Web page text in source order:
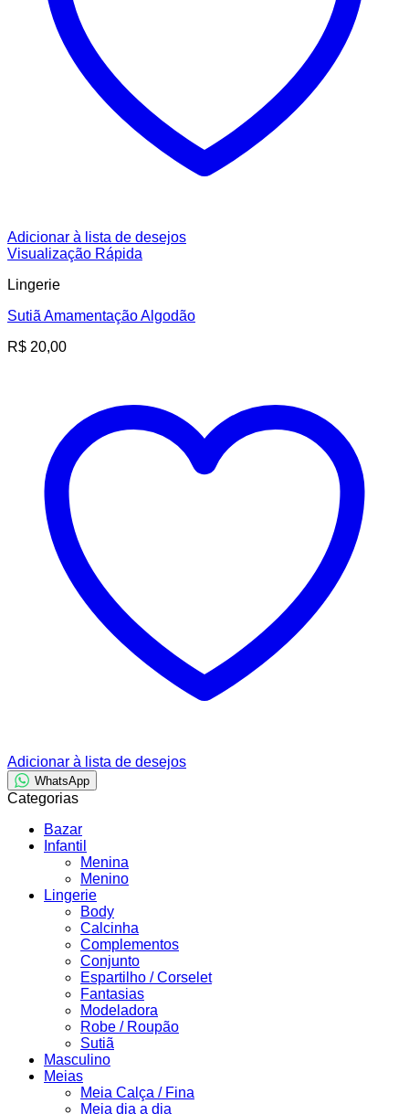
Adicionar à lista de desejos
Visualização Rápida
Lingerie
Sutiã Amamentação Algodão
R$ 20,00
Adicionar à lista de desejos
WhatsApp
Categorias
Bazar
Infantil
Menina
Menino
Lingerie
Body
Calcinha
Complementos
Conjunto
Espartilho / Corselet
Fantasias
Modeladora
Robe / Roupão
Sutiã
Masculino
Meias
Meia Calça / Fina
Meia dia a dia